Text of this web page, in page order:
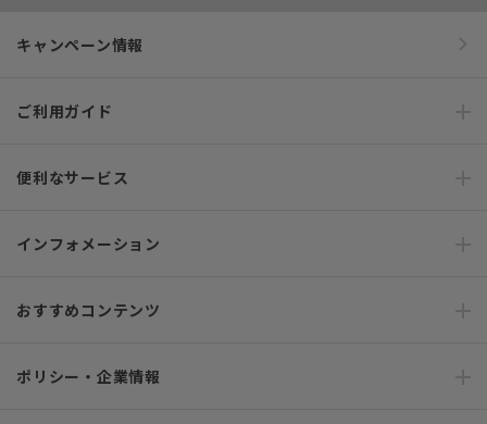
キャンペーン情報
ご利用ガイド
便利なサービス
インフォメーション
おすすめコンテンツ
ポリシー・企業情報